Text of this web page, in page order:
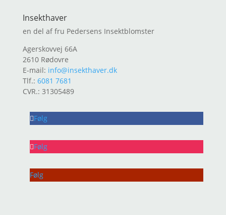
Insekthaver
en del af fru Pedersens Insektblomster
Agerskovvej 66A
2610 Rødovre
E-mail: info@insekthaver.dk
Tlf.: 6081 7681
CVR.: 31305489
Følg
Følg
Følg